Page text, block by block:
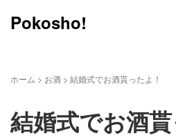
Pokosho!
ホーム > お酒 > 結婚式でお酒貰ったよ！
結婚式でお酒貰